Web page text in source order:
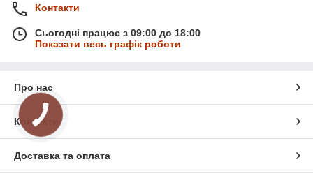
Контакти
Сьогодні працює з 09:00 до 18:00
Показати весь графік роботи
Про нас
Контакти
Доставка та оплата